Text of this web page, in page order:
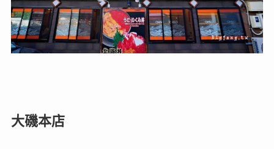
大磯本店